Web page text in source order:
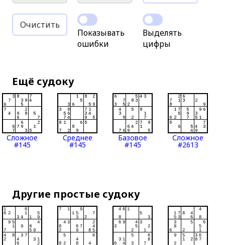
Очистить
Показывать
ошибки
Выделять
цифры
Ещё судоку
Сложное
#145
Среднее
#145
Базовое
#145
Сложное
#2613
Другие простые судоку